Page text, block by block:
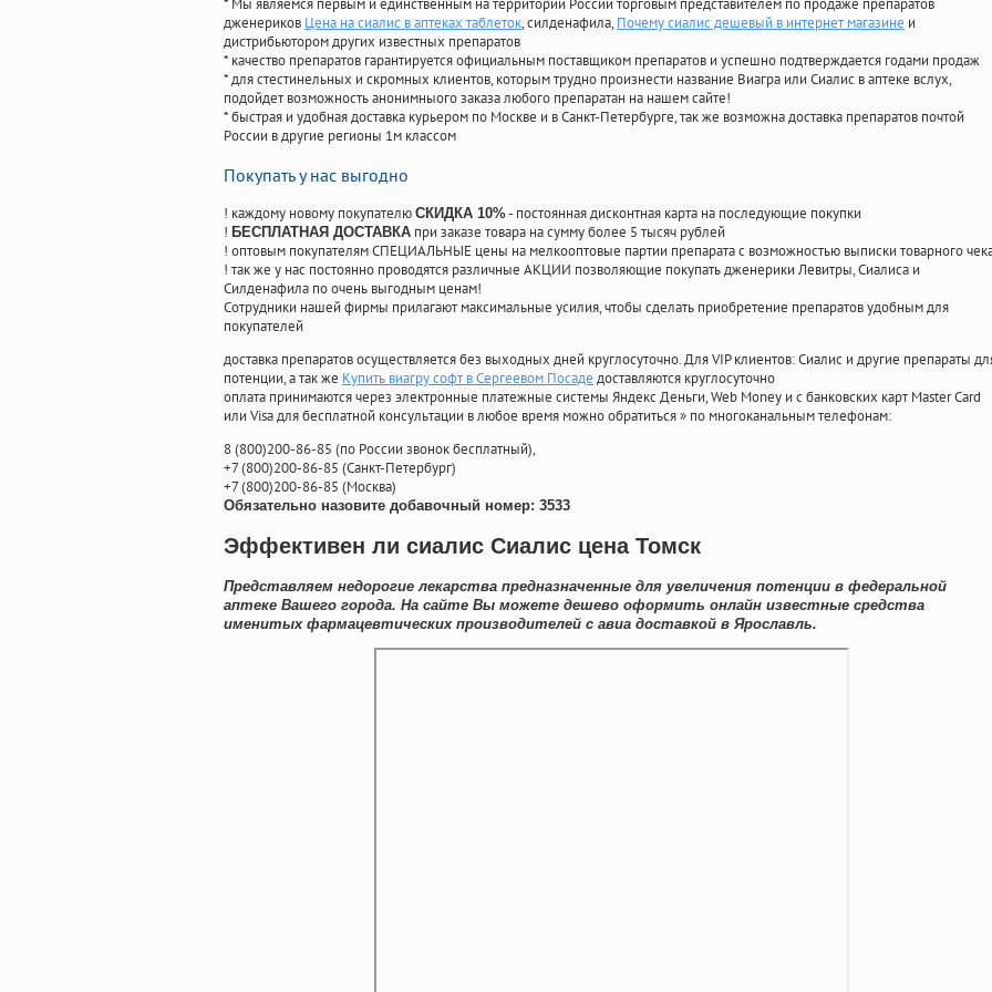
* Мы являемся первым и единственным на территории России торговым представителем по продаже препаратов
дженериков Цена на сиалис в аптеках таблеток, силденафила, Почему сиалис дешевый в интернет магазине и
дистрибьютором других известных препаратов
* качество препаратов гарантируется официальным поставщиком препаратов и успешно подтверждается годами продаж
* для стестинельных и скромных клиентов, которым трудно произнести название Виагра или Сиалис в аптеке вслух,
подойдет возможность анонимныого заказа любого препаратан на нашем сайте!
* быстрая и удобная доставка курьером по Москве и в Санкт-Петербурге, так же возможна доставка препаратов почтой
России в другие регионы 1м классом
Покупать у нас выгодно
! каждому новому покупателю СКИДКА 10%- постоянная дисконтная карта на последующие покупки
! БЕСПЛАТНАЯ ДОСТАВКА при заказе товара на сумму более 5 тысяч рублей
! оптовым покупателям СПЕЦИАЛЬНЫЕ цены на мелкооптовые партии препарата с возможностью выписки товарного
! так же у нас постоянно проводятся различные АКЦИИ позволяющие покупать дженерики Левитры, Сиалиса и
Силденафила по очень выгодным ценам!
Cотрудники нашей фирмы прилагают максимальные усилия, чтобы сделать приобретение препаратов удобным для
покупателей
доставка препаратов осуществляется без выходных дней круглосуточно. Для VIP клиентов: Сиалис и другие препараты
потенции, а так же Купить виагру софт в Сергеевом Посаде доставляются круглосуточно
оплата принимаются через электронные платежные системы Яндекс Деньги, Web Money и с банковских карт Master Card
или Visa для бесплатной консультации в любое время можно обратиться» по многоканальным телефонам:
8(800)200-86-85 (по России звонок бесплатный),
+7(800)200-86-85 (Санкт-Петербург)
+7(800)200-86-85 (Москва)
Обязательно назовите добавочный номер: 3533
Эффективен ли сиалис Сиалис цена Томск
Представляем недорогие лекарства предназначенные для увеличения потенции в федеральной
аптеке Вашего города. На сайте Вы можете дешево оформить онлайн известные средства
именитых фармацевтических производителей с авиа доставкой в Ярославль.